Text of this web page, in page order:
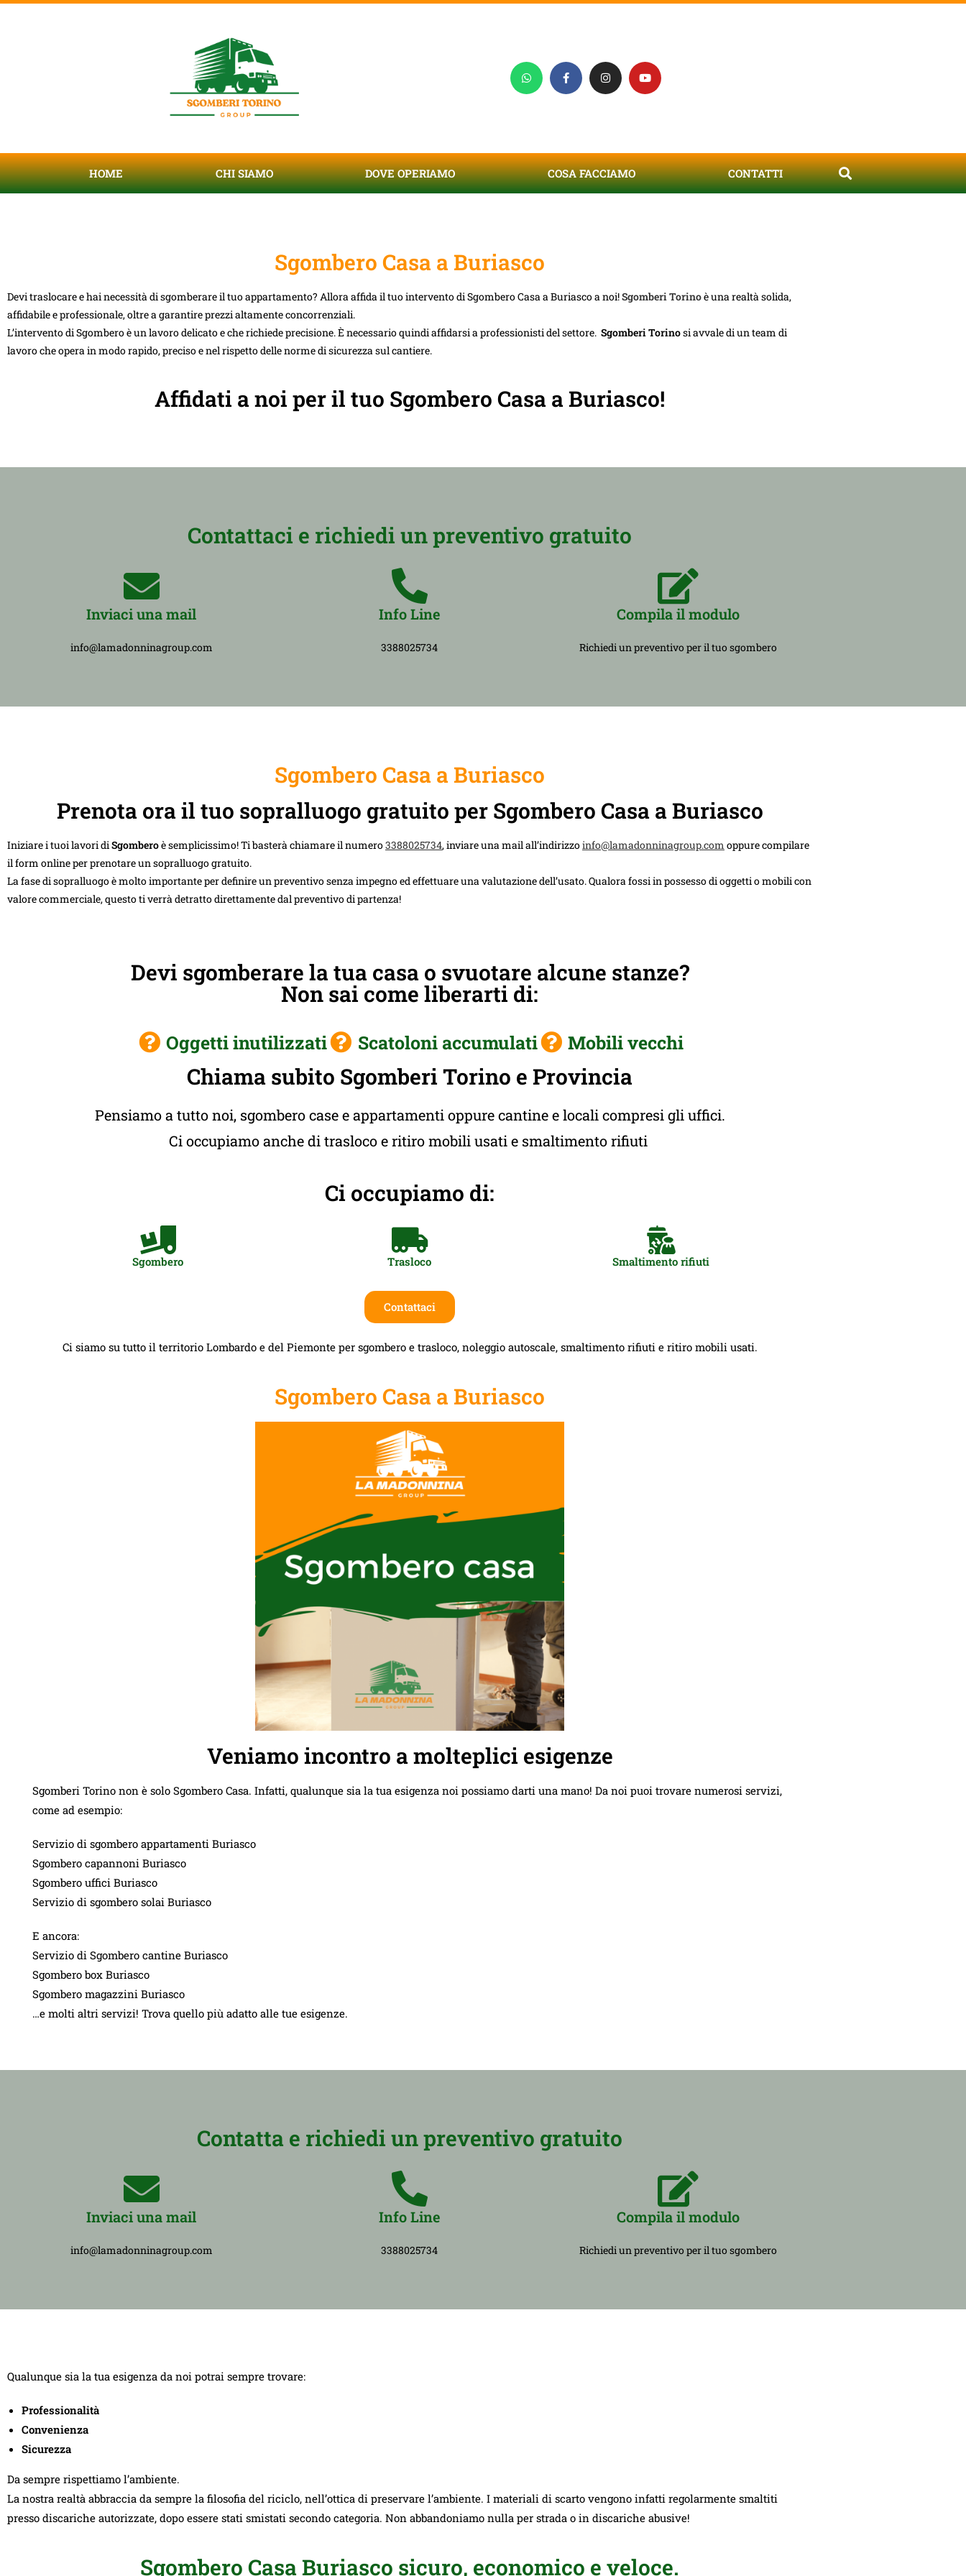
HOME CHI SIAMO DOVE OPERIAMO COSA FACCIAMO CONTATTI
Sgombero Casa a Buriasco
Devi traslocare e hai necessità di sgomberare il tuo appartamento? Allora affida il tuo intervento di Sgombero Casa a Buriasco a noi!Sgomberi Torinoè una realtà solida,
affidabile e professionale, oltre a garantire prezzi altamente concorrenziali.
L’intervento di Sgombero è un lavoro delicato e che richiede precisione. È necessario quindi affidarsi a professionisti del settore. Sgomberi Torinosi avvale di un team di
lavoro che opera in modo rapido, preciso e nel rispetto delle norme di sicurezza sul cantiere.
Affidati a noi per il tuo Sgombero Casa a Buriasco!
Contattaci e richiedi un preventivo gratuito
Inviaci una mail
info@lamadonninagroup.com
Info Line
3388025734
Compila il modulo
Richiedi un preventivo per il tuo sgombero
Sgombero Casa a Buriasco
Prenota ora il tuo sopralluogo gratuito per Sgombero Casa a Buriasco
Iniziare i tuoi lavori di Sgomberoè semplicissimo! Ti basterà chiamare il numero3388025734, inviare una mail all’indirizzoinfo@lamadonninagroup.com oppure compilare
il form online per prenotare un sopralluogo gratuito.
La fase di sopralluogo è molto importante per definire un preventivo senza impegno ed effettuare una valutazione dell’usato. Qualora fossi in possesso di oggetti o mobili con
valore commerciale, questo ti verrà detratto direttamente dal preventivo di partenza!
Devi sgomberare la tua casa o svuotare alcune stanze?
Non sai come liberarti di:
Oggetti inutilizzati Scatoloni accumulati Mobili vecchi
Chiama subito Sgomberi Torino e Provincia
Pensiamo a tutto noi, sgombero case e appartamenti oppure cantine e locali compresi gli uffici.
Ci occupiamo anche di trasloco e ritiro mobili usati e smaltimento rifiuti
Ci occupiamo di:
Sgombero Trasloco Smaltimento rifiuti
Contattaci
Ci siamo su tutto il territorio Lombardo e del Piemonte per sgombero e trasloco, noleggio autoscale, smaltimento rifiuti e ritiro mobili usati.
Sgombero Casa a Buriasco
Veniamo incontro a molteplici esigenze
Sgomberi Torino non è solo Sgombero Casa. Infatti, qualunque sia la tua esigenza noi possiamo darti una mano! Da noi puoi trovare numerosi servizi,
come ad esempio:
Servizio di sgombero appartamenti Buriasco
Sgombero capannoni Buriasco
Sgombero uffici Buriasco
Servizio di sgombero solai Buriasco
E ancora:
Servizio di Sgombero cantine Buriasco
Sgombero box Buriasco
Sgombero magazzini Buriasco
…e molti altri servizi! Trova quello più adatto alle tue esigenze.
Contatta e richiedi un preventivo gratuito
Inviaci una mail
info@lamadonninagroup.com
Info Line
3388025734
Compila il modulo
Richiedi un preventivo per il tuo sgombero
Qualunque sia la tua esigenza da noi potrai sempre trovare:
Professionalità
Convenienza
Sicurezza
Da sempre rispettiamo l’ambiente.
La nostra realtà abbraccia da sempre la filosofia del riciclo, nell’ottica di preservare l’ambiente. I materiali di scarto vengono infatti regolarmente smaltiti
presso discariche autorizzate, dopo essere stati smistati secondo categoria. Non abbandoniamo nulla per strada o in discariche abusive!
Sgombero Casa Buriasco sicuro, economico e veloce.